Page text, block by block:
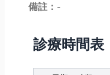
備註： -
診療時間表